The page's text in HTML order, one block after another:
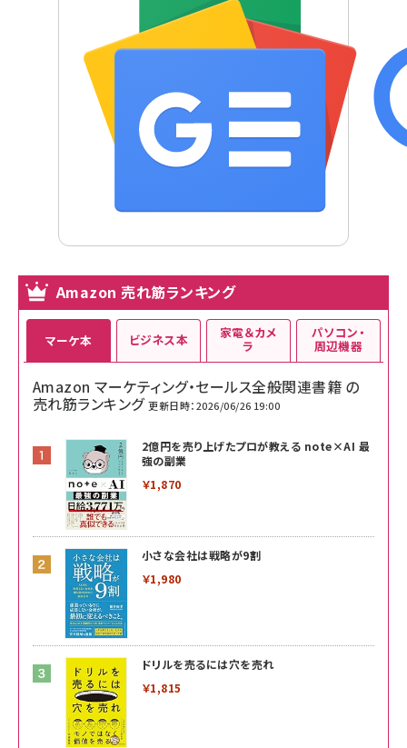
Amazon 売れ筋ランキング
マーケ本
Amazon マーケティング・セールス全般関連書籍 の
売れ筋ランキング 更新日時：2026/06/26 19:00
2億円を売り上げたプロが教える note×AI 最
強の副業
￥1,870
小さな会社は戦略が9割
￥1,980
ドリルを売るには穴を売れ
￥1,815
ビジネス本 家電＆カメ
ラ
パソコン・
周辺機器